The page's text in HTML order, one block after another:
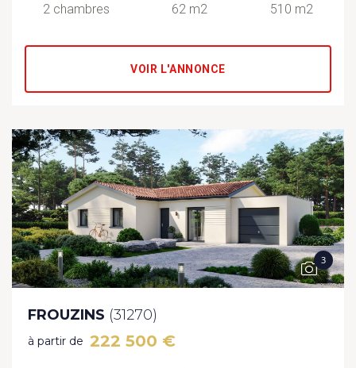
2 chambres 62 m2 510 m2
VOIR L'ANNONCE
3
FROUZINS (31270)
à partir de 222 500 €